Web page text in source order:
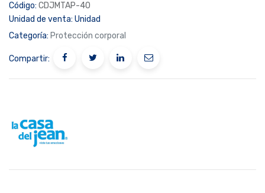
Código: CDJMTAP-40
Unidad de venta: Unidad
Categoría: Protección corporal
Compartir: